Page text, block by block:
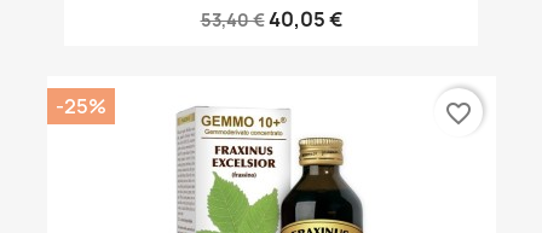
53,40 €40,05 €
-25% favorite_border